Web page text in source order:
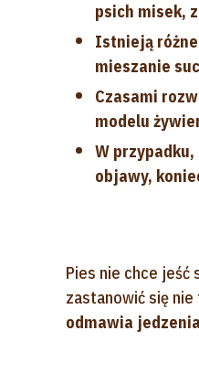
psich misek,
Istnieją
mieszanie
Czasami
modelu
W
objawy,
Pies nie chce
zastanowić się
odmawia jedzenia